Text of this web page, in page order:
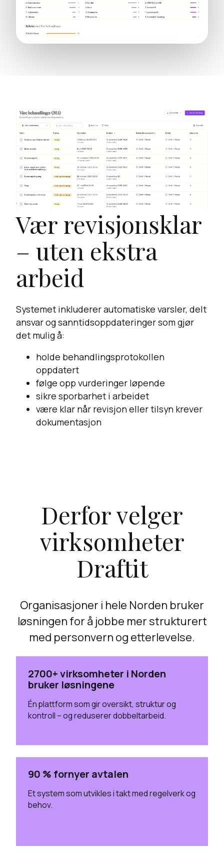
Vær revisjonsklar
– uten ekstra
arbeid
Systemet inkluderer automatiske varsler, delt
ansvar og sanntidsoppdateringer som gjør
det mulig å:
holde behandlingsprotokollen
oppdatert
følge opp vurderinger løpende
sikre sporbarhet i arbeidet
være klar når revisjon eller tilsyn krever
dokumentasjon
Derfor velger
virksomheter
Draftit
Organisasjoner i hele Norden bruker
løsningen for å jobbe mer strukturert
med personvern og etterlevelse.
2700+ virksomheter i Norden
bruker løsningene
Én plattform som gir oversikt, struktur og
kontroll – og reduserer dobbeltarbeid.
90 % fornyer avtalen
Et system som utvikles i takt med regelverk og
behov.